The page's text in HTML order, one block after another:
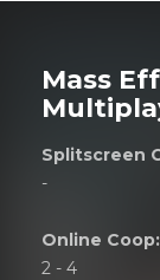
Mass
Splitscreen
-
Online Coop:
2 - 4